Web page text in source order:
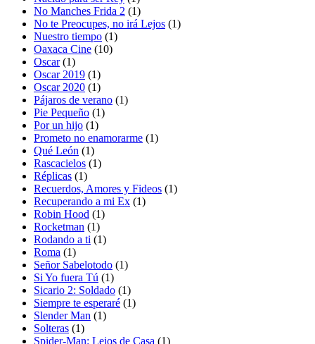
No Manches Frida 2 (1)
No te Preocupes, no irá Lejos (1)
Nuestro tiempo (1)
Oaxaca Cine (10)
Oscar(1)
Oscar 2019 (1)
Oscar 2020 (1)
Pájaros de verano (1)
Pie Pequeño (1)
Por un hijo (1)
Prometo no enamorarme (1)
Qué León (1)
Rascacielos (1)
Réplicas (1)
Recuerdos, Amores y Fideos (1)
Recuperando a mi Ex (1)
Robin Hood (1)
Rocketman (1)
Rodando a ti (1)
Roma (1)
Señor Sabelotodo (1)
Si Yo fuera Tú (1)
Sicario 2: Soldado (1)
Siempre te esperaré (1)
Slender Man (1)
Solteras (1)
Spider-Man: Lejos de Casa (1)